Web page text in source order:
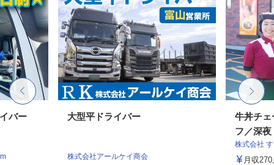
バー 大型平ドライバー
株式会社アールケイ商会
牛丼チェ
フ／深夜
株式会社
月収